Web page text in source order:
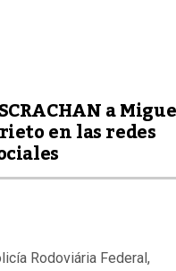
a
en las redes
Rodoviária Federal,